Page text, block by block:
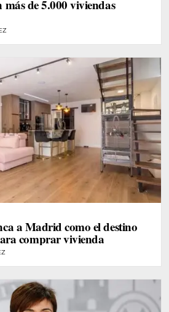
más de 5.000 viviendas
a Madrid como el destino
comprar vivienda